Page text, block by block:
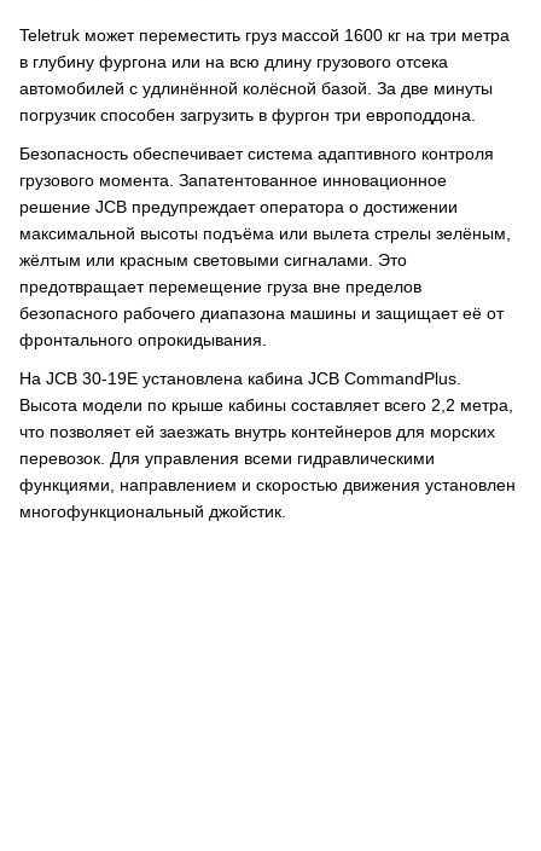
Teletruk может переместить груз массой 1600 кг на три метра
в глубину фургона или на всю длину грузового отсека
автомобилей с удлинённой колёсной базой. За две минуты
погрузчик способен загрузить в фургон три европоддона.
Безопасность обеспечивает система адаптивного контроля
грузового момента. Запатентованное инновационное
решение JCB предупреждает оператора о достижении
максимальной высоты подъёма или вылета стрелы зелёным,
жёлтым или красным световыми сигналами. Это
предотвращает перемещение груза вне пределов
безопасного рабочего диапазона машины и защищает её от
фронтального опрокидывания.
На JCB 30-19E установлена кабина JCB CommandPlus.
Высота модели по крыше кабины составляет всего 2,2 метра,
что позволяет ей заезжать внутрь контейнеров для морских
перевозок. Для управления всеми гидравлическими
функциями, направлением и скоростью движения установлен
многофункциональный джойстик.